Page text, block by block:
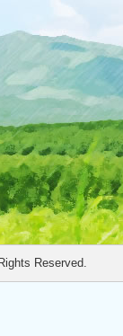
Reserved.